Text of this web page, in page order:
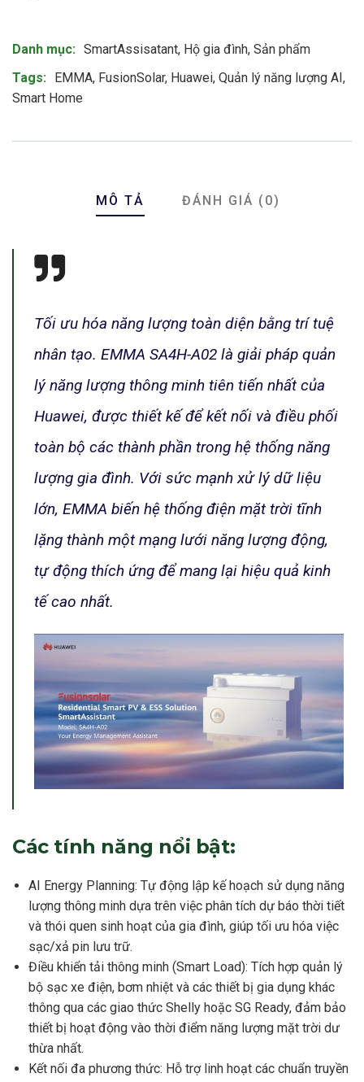
Danh mục: SmartAssisatant, Hộ gia đình, Sản phẩm
Tags:
EMMA, FusionSolar, Huawei, Quản lý năng lượng AI ,
Smart Home
MÔ TẢ ĐÁNH GIÁ (0)
Tối ưu hóa năng lượng toàn diện bằng trí tuệ
nhân tạo. EMMA SA4H-A02 là giải pháp quản
lý năng lượng thông minh tiên tiến nhất của
Huawei, được thiết kế để kết nối và điều phối
toàn bộ các thành phần trong hệ thống năng
lượng gia đình. Với sức mạnh xử lý dữ liệu
lớn, EMMA biến hệ thống điện mặt trời tĩnh
lặng thành một mạng lưới năng lượng động,
tự động thích ứng để mang lại hiệu quả kinh
tế cao nhất.
Các tính năng nổi bật:
AI Energy Planning: Tự động lập kế hoạch sử dụng năng
lượng thông minh dựa trên việc phân tích dự báo thời tiết
và thói quen sinh hoạt của gia đình, giúp tối ưu hóa việc
sạc/xả pin lưu trữ.
Điều khiển tải thông minh (Smart Load): Tích hợp quản lý
bộ sạc xe điện, bơm nhiệt và các thiết bị gia dụng khác
thông qua các giao thức Shelly hoặc SG Ready, đảm bảo
thiết bị hoạt động vào thời điểm năng lượng mặt trời dư
thừa nhất.
Kết nối đa phương thức: Hỗ trợ linh hoạt các chuẩn truyền